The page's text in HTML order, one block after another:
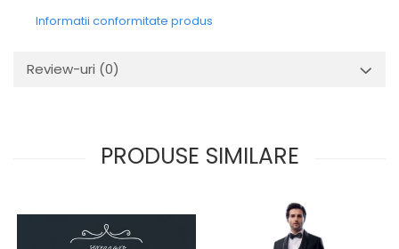
Informatii conformitate produs
Review-uri (0)
PRODUSE SIMILARE